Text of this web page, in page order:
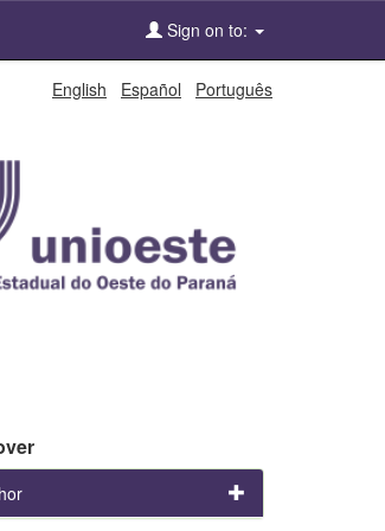
Sign on to:
English Español Português